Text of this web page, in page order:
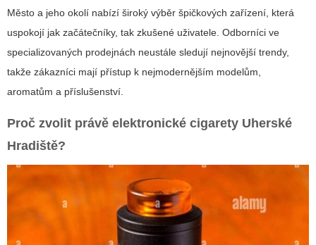
Město a jeho okolí nabízí široký výběr špičkových zařízení, která
uspokojí jak začátečníky, tak zkušené uživatele. Odborníci ve
specializovaných prodejnách neustále sledují nejnovější trendy,
takže zákazníci mají přístup k nejmodernějším modelům,
aromatům a příslušenství.
Proč zvolit právě elektronické cigarety Uherské
Hradiště?